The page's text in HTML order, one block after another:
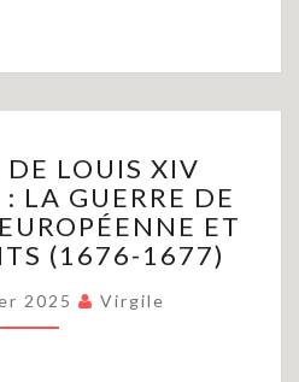
RÈGNE
DE
LOUIS
XIV
(PARTIE
XIX)
:
DE LOUIS XIV
LA GUERRE DE
ET
(1676-1677)
2025 Virgile